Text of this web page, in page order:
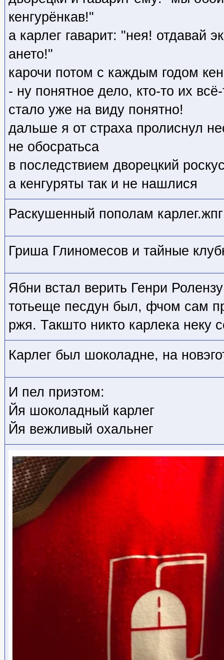
кенгурёнкав!"
а карлег гаварит: "нея! отдавай
ането!"
карочи потом с каждым годом
- ну понятное дело, кто-то их
стало уже на виду понятно!
дальше я от страха пролиснул
не обосратьса
в последствием дворецкий
а кенгуряты так и не нашлися
Раскушенный пополам карлег.жпг
Гриша Глиномесов и тайные
Ябни встал верить Генри
тотьеще песдун был, фчом сам
ржя. Такшто никто карлека неку
Карлег был шоколадне, на
И пел приэтом:
Йя шоколадный карлег
Йя вежливый охальнег